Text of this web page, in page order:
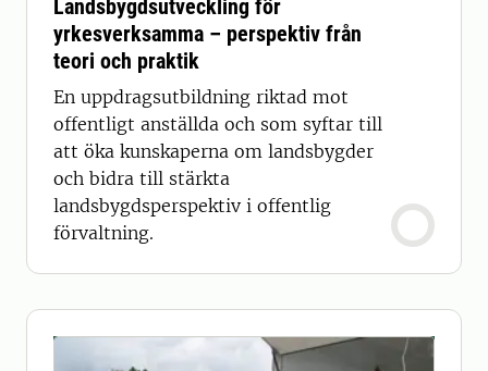
Landsbygdsutveckling för
yrkesverksamma – perspektiv från
teori och praktik
En uppdragsutbildning riktad mot
offentligt anställda och som syftar till
att öka kunskaperna om landsbygder
och bidra till stärkta
landsbygdsperspektiv i offentlig
förvaltning.